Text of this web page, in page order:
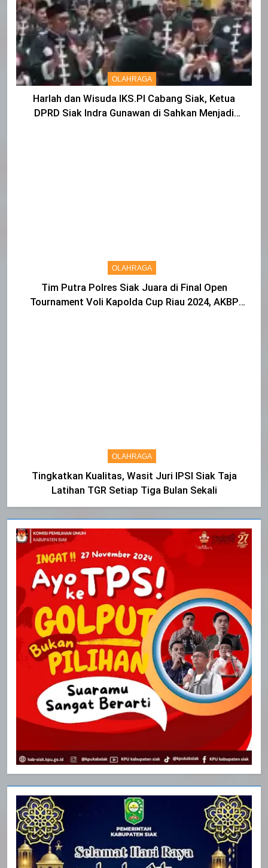
OLAHRAGA
Harlah dan Wisuda IKS.PI Cabang Siak, Ketua
DPRD Siak Indra Gunawan di Sahkan Menjadi
OLAHRAGA
Tim Putra Polres Siak Juara di Final Open
Tournament Voli Kapolda Cup Riau 2024, AKBP
OLAHRAGA
Tingkatkan Kualitas, Wasit Juri IPSI Siak Taja
Latihan TGR Setiap Tiga Bulan Sekali